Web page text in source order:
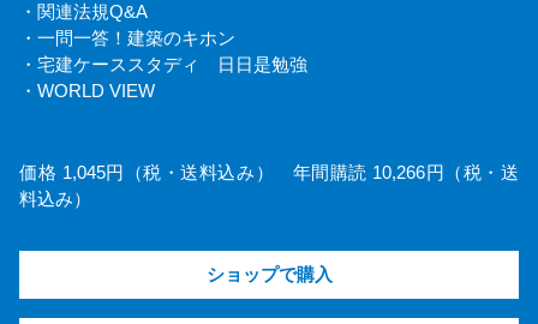
・関連法規Q&A
・一問一答！建築のキホン
・宅建ケーススタディ 日日是勉強
・WORLD VIEW
価格 1,045円（税・送料込み） 年間購読 10,266円（税・送
料込み）
ショップで購入